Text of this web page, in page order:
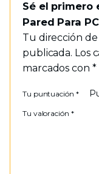
Sé el primero
Pared Para
Tu dirección
publicada. Los
marcados con *
Tu puntuación *
Tu valoración *